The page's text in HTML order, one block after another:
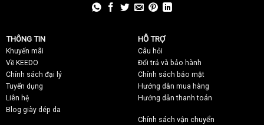
THÔNG TIN
Khuyến mãi
Về KEEDO
Chính sách đại lý
Tuyển dụng
Liên hệ
Blog giày dép da
HỖ TRỢ
Câu hỏi
Đổi trả và bảo hành
Chính sách bảo mật
Hướng dẫn mua hàng
Hướng dẫn thanh toán
Chính sách vận chuyển